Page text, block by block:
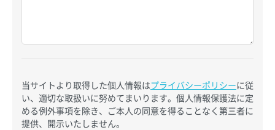
当サイトより取得した個人情報はプライバシーポリシーに従
い、適切な取扱いに努めてまいります。個人情報保護法に定
める例外事項を除き、ご本人の同意を得ることなく第三者に
提供、開示いたしません。